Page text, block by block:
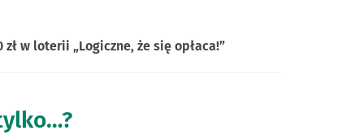
w loterii „Logiczne, że się opłaca!”